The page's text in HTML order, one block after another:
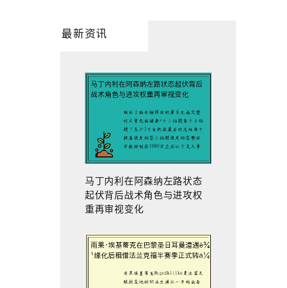
最新资讯
马丁内利在阿森纳左路状态
起伏背后战术角色与进攻权
重再审视变化